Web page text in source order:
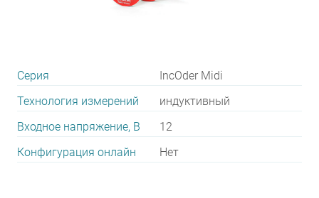
Серия
IncOder Midi
Технология измерений
индуктивный
Входное напряжение, В
12
Конфигурация онлайн
Нет